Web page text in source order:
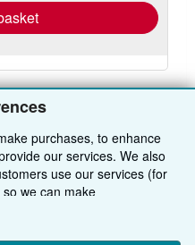
purchases, to enhance
our services. We also
use our services (for
we can make
use third-party cookies to
of this book
for this book
TOP